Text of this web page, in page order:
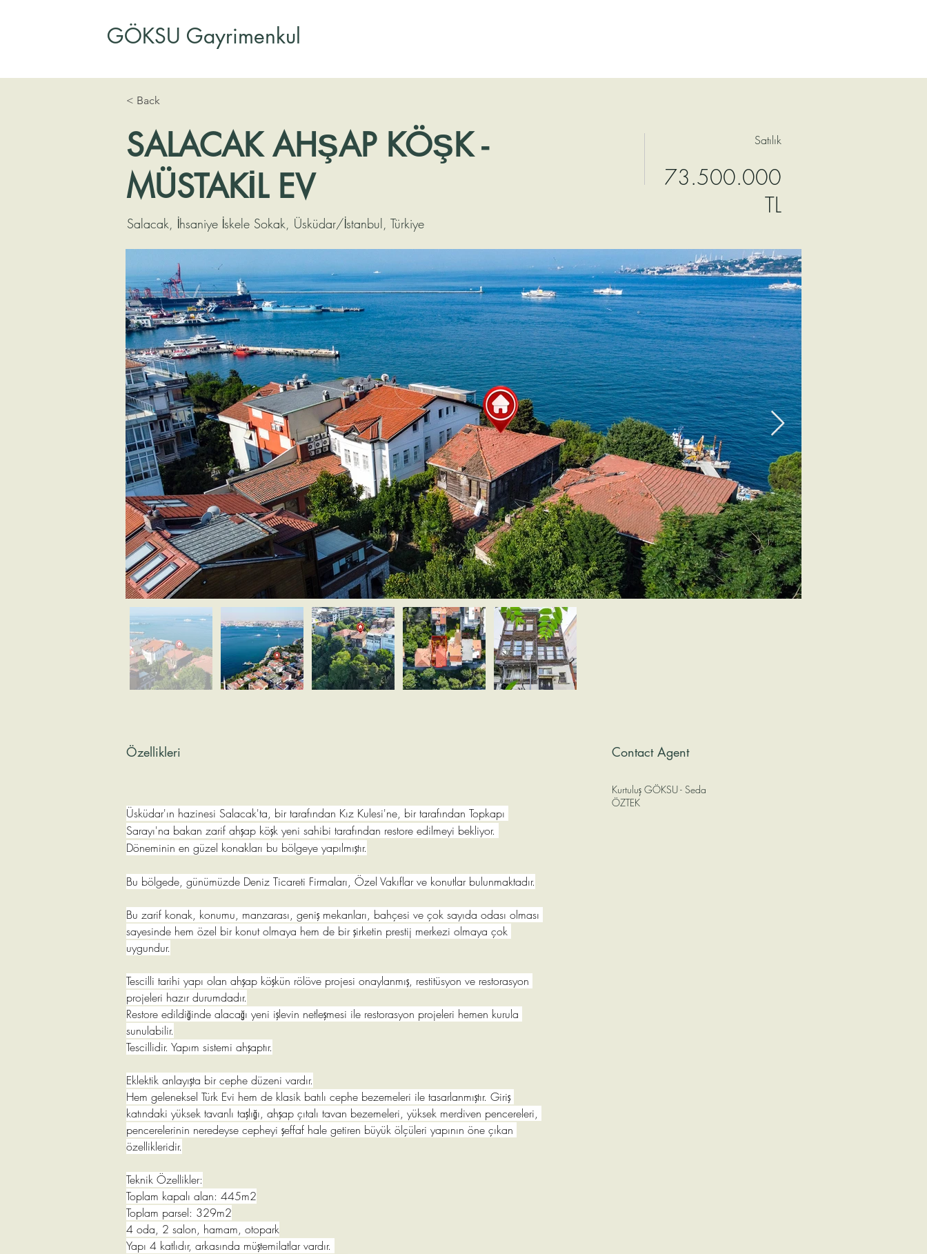
GÖKSU Gayrimenkul
< Back
SALACAK AHŞAP KÖŞK -
MÜSTAKİL EV
Salacak, İhsaniye İskele Sokak, Üsküdar/İstanbul, Türkiye
Satılık
73.500.000
TL
Özellikleri
Üsküdar'ın hazinesi Salacak'ta, bir tarafından Kız Kulesi'ne, bir tarafından Topkapı
Sarayı'na bakan zarif ahşap köşk yeni sahibi tarafından restore edilmeyi bekliyor.
Döneminin en güzel konakları bu bölgeye yapılmıştır.
Bu bölgede, günümüzde Deniz Ticareti Firmaları, Özel Vakıflar ve konutlar bulunmaktadır.
Bu zarif konak, konumu, manzarası, geniş mekanları, bahçesi ve çok sayıda odası olması
sayesinde hem özel bir konut olmaya hem de bir şirketin prestij merkezi olmaya çok
uygundur.
Tescilli tarihi yapı olan ahşap köşkün rölöve projesi onaylanmış, restitüsyon ve restorasyon
projeleri hazır durumdadır.
Restore edildiğinde alacağı yeni işlevin netleşmesi ile restorasyon projeleri hemen kurula
sunulabilir.
Tescillidir. Yapım sistemi ahşaptır.
Eklektik anlayışta bir cephe düzeni vardır.
Hem geleneksel Türk Evi hem de klasik batılı cephe bezemeleri ile tasarlanmıştır. Giriş
katındaki yüksek tavanlı taşlığı, ahşap çıtalı tavan bezemeleri, yüksek merdiven pencereleri,
pencerelerinin neredeyse cepheyi şeffaf hale getiren büyük ölçüleri yapının öne çıkan
özellikleridir.
Teknik Özellikler:
Toplam kapalı alan: 445m2
Toplam parsel: 329m2
4 oda, 2 salon, hamam, otopark
Yapı 4 katlıdır, arkasında müştemilatlar vardır.
Contact Agent
Kurtuluş GÖKSU - Seda
ÖZTEK